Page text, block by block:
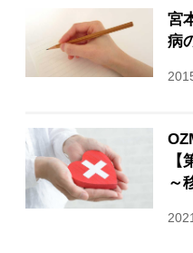
宮
病
～